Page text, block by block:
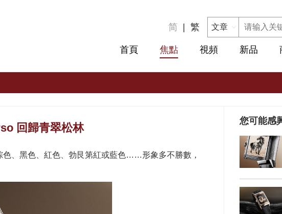
简 | 繁
首頁 焦點 視頻 新品
回歸青翠松林
、黑色、紅色、勃艮第紅或藍色……形象多不勝數，
您可能感